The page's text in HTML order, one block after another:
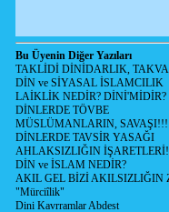
Bu Üyenin Diğer Yazıları
TAKLİDİ DİNİDARLIK,
DİN ve SİYASAL İSLAMCILIK
LAİKLİK NEDİR? DİNİ'MİDİR?
DİNLERDE TÖVBE
MÜSLÜMANLARIN, SAVAŞI!!!
DİNLERDE TAVSİR YASAĞI
AHLAKSIZLIĞIN
DİN ve İSLAM NEDİR?
AKIL GEL BİZİ AKILSIZLIĞIN
"Mürciîlik"
Dini Kavrramlar Abdest